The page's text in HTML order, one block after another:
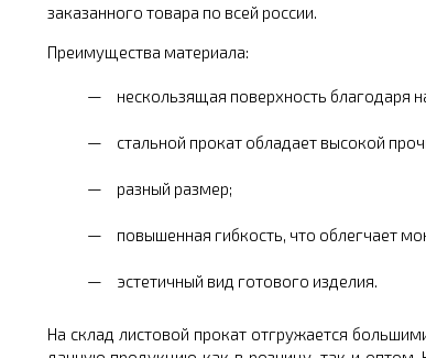
заказанного товара по всей россии.
Преимущества материала:
нескользящая поверхность благодаря
стальной прокат обладает высокой
разный размер;
повышенная гибкость, что облегчает
эстетичный вид готового изделия.
На склад листовой прокат отгружается